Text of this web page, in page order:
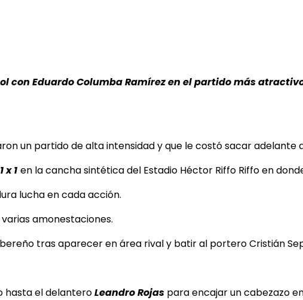
con Eduardo Columba Ramírez en el partido más
un partido de alta intensidad y que le costó sacar adelante
1 x 1 en la cancha sintética del Estadio Héctor Riffo Riffo en
lucha en cada acción.
amonestaciones.
tras aparecer en área rival y batir al portero Cristián
hasta el delanteroLeandro Rojas para encajar un cabezazo